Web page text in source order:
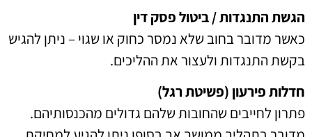
הגשת התנגדות / ביטול פסק דין
כאשר מדובר בחוב שלא נמסר כחוק או שגוי – ניתן להגיש
בקשת התנגדות ולעצור את ההליכים.
חדלות פירעון (פשיטת רגל)
פתרון לחייבים שהחובות שלהם גדולים מהכנסותיהם.